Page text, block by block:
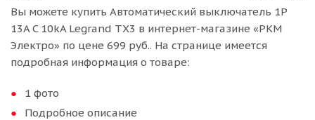
Вы можете купить Автоматический выключатель 1P
13A C 10kA Legrand TX3 в интернет-магазине «РКМ
Электро» по цене 699 руб.. На странице имеется
подробная информация о товаре:
1 фото
Подробное описание